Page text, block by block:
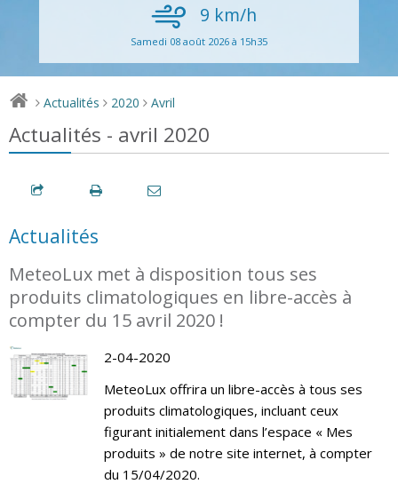
9 km/h
Samedi 08 août 2026 à 15h35
> Actualités > 2020 > Avril
Actualités - avril 2020
Actualités
MeteoLux met à disposition tous ses
produits climatologiques en libre-accès à
compter du 15 avril 2020 !
2-04-2020
MeteoLux offrira un libre-accès à tous ses
produits climatologiques, incluant ceux
figurant initialement dans l’espace « Mes
produits » de notre site internet, à compter
du 15/04/2020.